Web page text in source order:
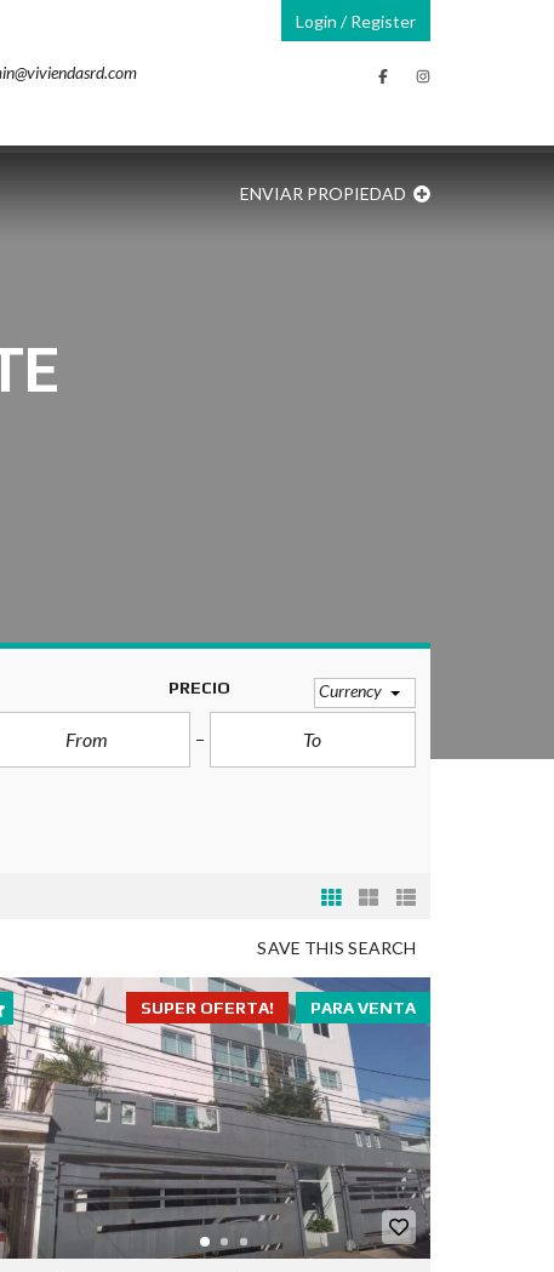
Login / Register
ENVIAR PROPIEDAD
PRECIO Currency
SAVE THIS SEARCH
PARA VENTA
SUPER OFERTA!